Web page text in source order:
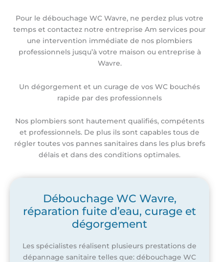
Pour le débouchage WC Wavre, ne perdez plus votre
temps et contactez notre entreprise Am services pour
une intervention immédiate de nos plombiers
professionnels jusqu’à votre maison ou entreprise à
Wavre.
Un dégorgement et un curage de vos WC bouchés
rapide par des professionnels
Nos plombiers sont hautement qualifiés, compétents
et professionnels. De plus ils sont capables tous de
régler toutes vos pannes sanitaires dans les plus brefs
délais et dans des conditions optimales.
Débouchage WC Wavre,
réparation fuite d’eau, curage et
dégorgement
Les spécialistes réalisent plusieurs prestations de
dépannage sanitaire telles que: débouchage WC